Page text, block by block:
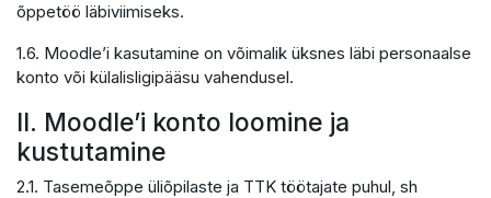
õppetöö läbiviimiseks.
1.6. Moodle’i kasutamine on võimalik üksnes läbi personaalse
konto või külalisligipääsu vahendusel.
II. Moodle’i konto loomine ja
kustutamine
2.1. Tasemeõppe üliõpilaste ja TTK töötajate puhul, sh